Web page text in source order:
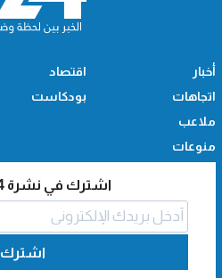
أخبار
اتجاهات
ملاعب
منوعات
اقتصاد
بودكاست
اشترك في نشرة 24 الإخبارية
اشترك